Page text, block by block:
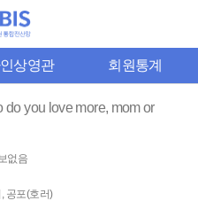
상영관 회원통계
you love more, mom or
없음
공포(호러)